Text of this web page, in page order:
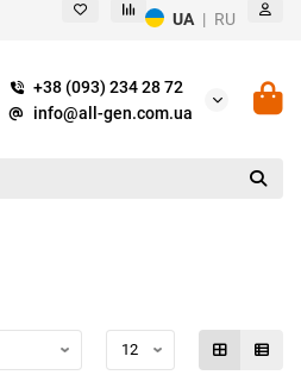
UA | RU
+38 (093) 234 28 72
info@all-gen.com.ua